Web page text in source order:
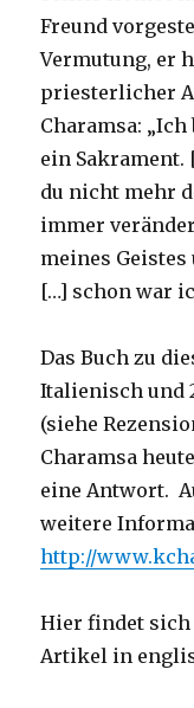
Freund
Vermutung, er
priesterlicher
Charamsa:
ein Sakrament.
du nicht mehr
immer
meines
[…] schon war
Das Buch zu
Italienisch und
(siehe
Charamsa
eine Antwort.
weitere
http://
Hier findet
Artikel in